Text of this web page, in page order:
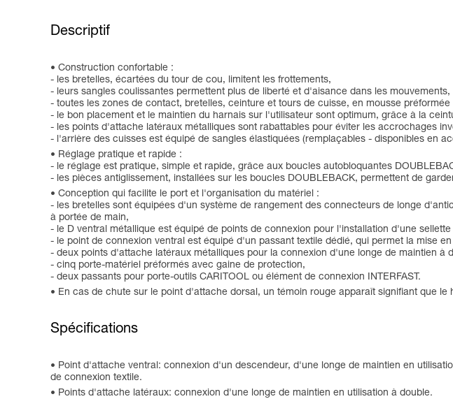
Descriptif
Construction confortable :
- les bretelles, écartées du tour de cou, limitent les frottements,
- leurs sangles coulissantes permettent plus de liberté et d'aisance dans les mouvements,
- toutes les zones de contact, bretelles, ceinture et tours de cuisse, en mousse
- le bon placement et le maintien du harnais sur l'utilisateur sont optimum, grâce à la
- les points d'attache latéraux métalliques sont rabattables pour éviter les accrochages
- l'arrière des cuisses est équipé de sangles élastiquées (remplaçables - disponibles en
Réglage pratique et rapide :
- le réglage est pratique, simple et rapide, grâce aux boucles autobloquantes
- les pièces antiglissement, installées sur les boucles DOUBLEBACK, permettent de
Conception qui facilite le port et l'organisation du matériel :
- les bretelles sont équipées d'un système de rangement des connecteurs de longe
à portée de main,
- le D ventral métallique est équipé de points de connexion pour l'installation d'une sellette
- le point de connexion ventral est équipé d'un passant textile dédié, qui permet la mise
- deux points d'attache latéraux métalliques pour la connexion d'une longe de maintien à
- cinq porte-matériel préformés avec gaine de protection,
- deux passants pour porte-outils CARITOOL ou élément de connexion INTERFAST.
En cas de chute sur le point d'attache dorsal, un témoin rouge apparaît signifiant que le
Spécifications
Point d'attache ventral: connexion d'un descendeur, d'une longe de maintien en
de connexion textile.
Points d'attache latéraux: connexion d'une longe de maintien en utilisation à double.